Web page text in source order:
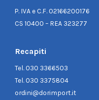
P. IVA e C.F. 02166200176
CS 10400 – REA 323277
Recapiti
Tel.030 3366503
Tel.030 3375804
ordini@dorimport.it